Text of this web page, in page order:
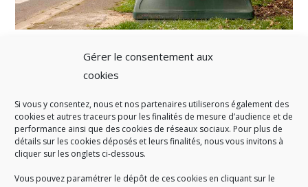
Gérer le consentement aux
cookies
Si vous y consentez, nous et nos partenaires utiliserons également des
cookies et autres traceurs pour les finalités de mesure d’audience et de
performance ainsi que des cookies de réseaux sociaux. Pour plus de
détails sur les cookies déposés et leurs finalités, nous vous invitons à
cliquer sur les onglets ci-dessous.
Vous pouvez paramétrer le dépôt de ces cookies en cliquant sur le
A SAVOIR
Créé en 1978, le Sigidurs est un établissement public quiexerce
des missions de service public : la prévention, la collecte et la